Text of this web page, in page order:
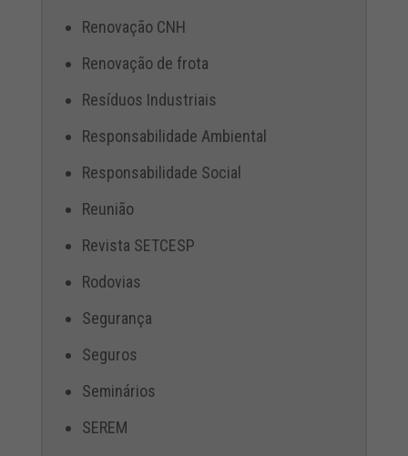
Renovação CNH
Renovação de frota
Resíduos Industriais
Responsabilidade Ambiental
Responsabilidade Social
Reunião
Revista SETCESP
Rodovias
Segurança
Seguros
Seminários
SEREM